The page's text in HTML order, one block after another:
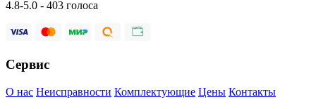
4.8-5.0 - 403 голоса
Сервис
О нас Неисправности Комплектующие Цены Контакты